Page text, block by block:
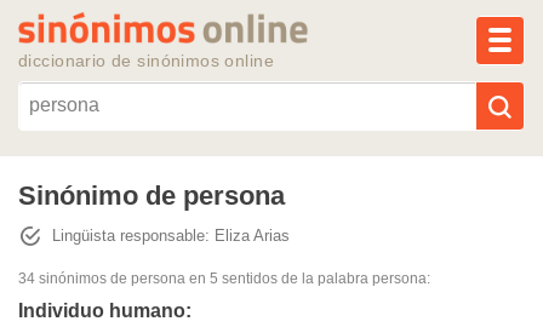
diccionario de sinónimos online
Sinónimos populares
Sinónimo de persona
Lingüista responsable: Eliza Arias
34 sinónimos de persona en 5 sentidos de la palabra persona:
Individuo humano: